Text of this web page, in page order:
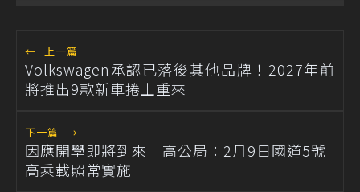
← 上一篇
Volkswagen承認已落後其他品牌！2027年前
將推出9款新車捲土重來
下一篇 →
因應開學即將到來 高公局：2月9日國道5號
高乘載照常實施